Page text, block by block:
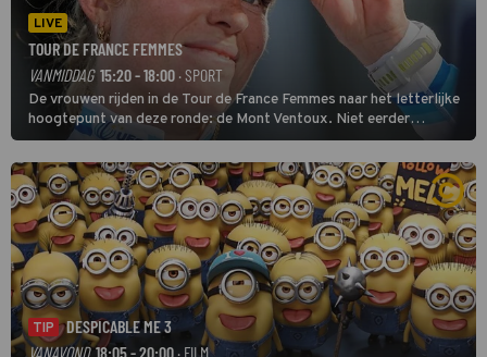
LIVE
TOUR DE FRANCE FEMMES
VANMIDDAG 15:20 - 18:00 · SPORT
De vrouwen rijden in de Tour de France Femmes naar het letterlijke
hoogtepunt van deze ronde: de Mont Ventoux. Niet eerder
finishten de vrouwen voor deze koers op deze kale col uit de
buitencategorie. De aanloop naar de slotklim is vlak.
TIP
DESPICABLE ME 3
VANAVOND 18:05 - 20:00· FILM